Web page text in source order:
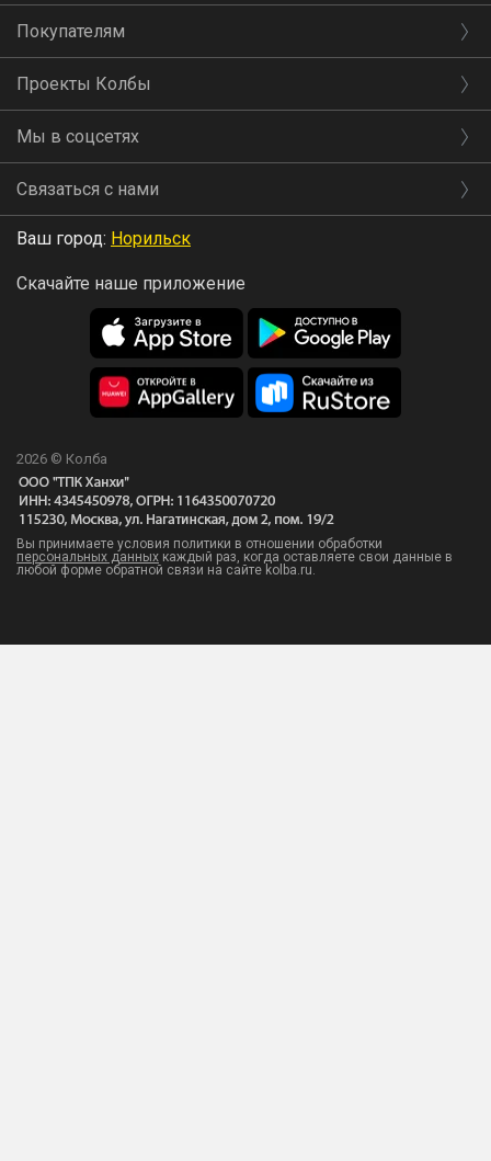
Покупателям
Проекты Колбы
Мы в соцсетях
Связаться с нами
Ваш город: Норильск
Скачайте наше приложение
2026 © Колба
Вы принимаете условия политики в отношении обработки
персональных данных каждый раз, когда оставляете свои данные в
любой форме обратной связи на сайте kolba.ru.